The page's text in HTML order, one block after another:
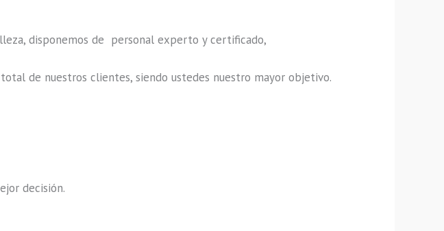
disponemos de personal experto y certificado,
de nuestros clientes, siendo ustedes nuestro mayor objetivo.
decisión.